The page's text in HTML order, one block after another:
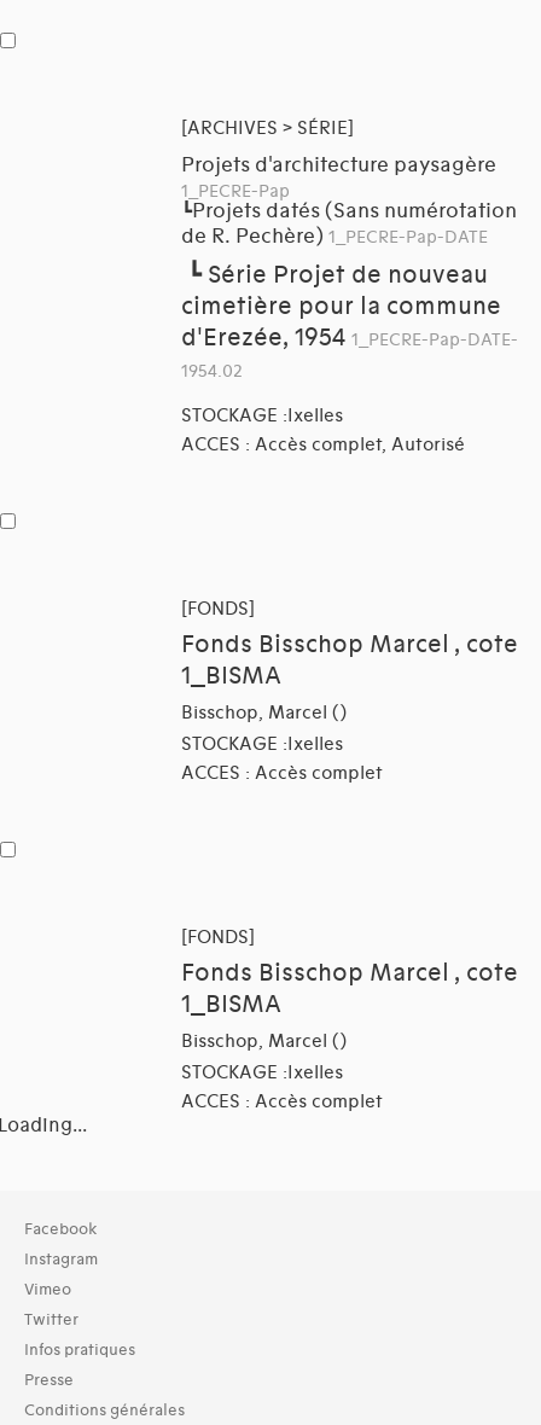
[ARCHIVES > SÉRIE]
Projets d'architecture paysagère
1_PECRE-Pap
┗Projets datés (Sans numérotation
de R. Pechère) 1_PECRE-Pap-DATE
┗ Série Projet de nouveau
cimetière pour la commune
d'Erezée, 1954 1_PECRE-Pap-DATE-
1954.02
STOCKAGE :Ixelles
ACCES : Accès complet, Autorisé
[FONDS]
Fonds Bisschop Marcel , cote
1_BISMA
Bisschop, Marcel ()
STOCKAGE :Ixelles
ACCES : Accès complet
[FONDS]
Fonds Bisschop Marcel , cote
1_BISMA
Bisschop, Marcel ()
STOCKAGE :Ixelles
ACCES : Accès complet
Collection
TOUT (15)
Archives (15)
Typologies documents
Séries (activités) (1)
Facebook
Instagram
Vimeo
Twitter
Infos pratiques
Presse
Conditions générales